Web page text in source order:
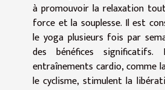
à promouvoir la relaxation
force et la souplesse. Il est
le yoga plusieurs fois par
des bénéfices significatifs.
entraînements cardio, comme
le cyclisme, stimulent la